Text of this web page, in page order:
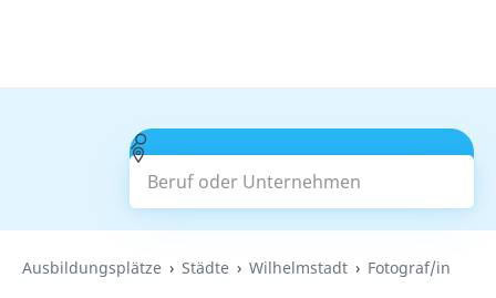
Beruf oder Unternehmen
Suchen
Ausbildungsplätze Städte Wilhelmstadt Fotograf/in